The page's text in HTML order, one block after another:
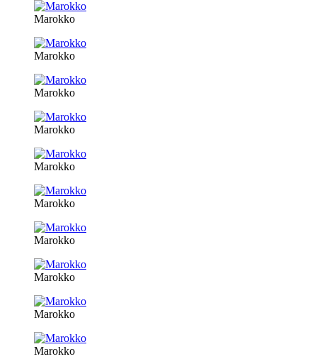
Marokko
Marokko
Marokko
Marokko
Marokko
Marokko
Marokko
Marokko
Marokko
Marokko